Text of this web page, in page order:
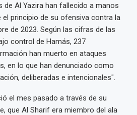
de Al Yazira han fallecido a manos
el principio de su ofensiva contra la
de 2023. Según las cifras de las
control de Hamás, 237
han muerto en ataques
en lo que han denunciado como
deliberadas e intencionales".
el mes pasado a través de su
que Al Sharif era miembro del ala